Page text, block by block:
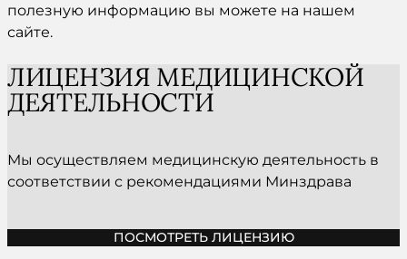
полезную информацию вы можете на нашем
сайте.
ЛИЦЕНЗИЯ МЕДИЦИНСКОЙ
ДЕЯТЕЛЬНОСТИ
Мы осуществляем медицинскую деятельность в
соответствии с рекомендациями Минздрава
ПОСМОТРЕТЬ ЛИЦЕНЗИЮ